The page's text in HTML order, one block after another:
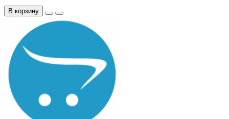
В корзину